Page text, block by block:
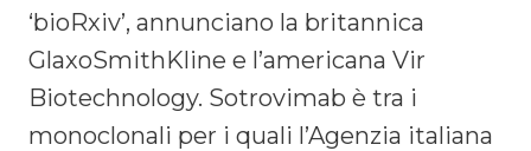
‘bioRxiv’, annunciano la britannica
GlaxoSmithKline e l’americana Vir
Biotechnology. Sotrovimab è tra i
monoclonali per i quali l’Agenzia italiana